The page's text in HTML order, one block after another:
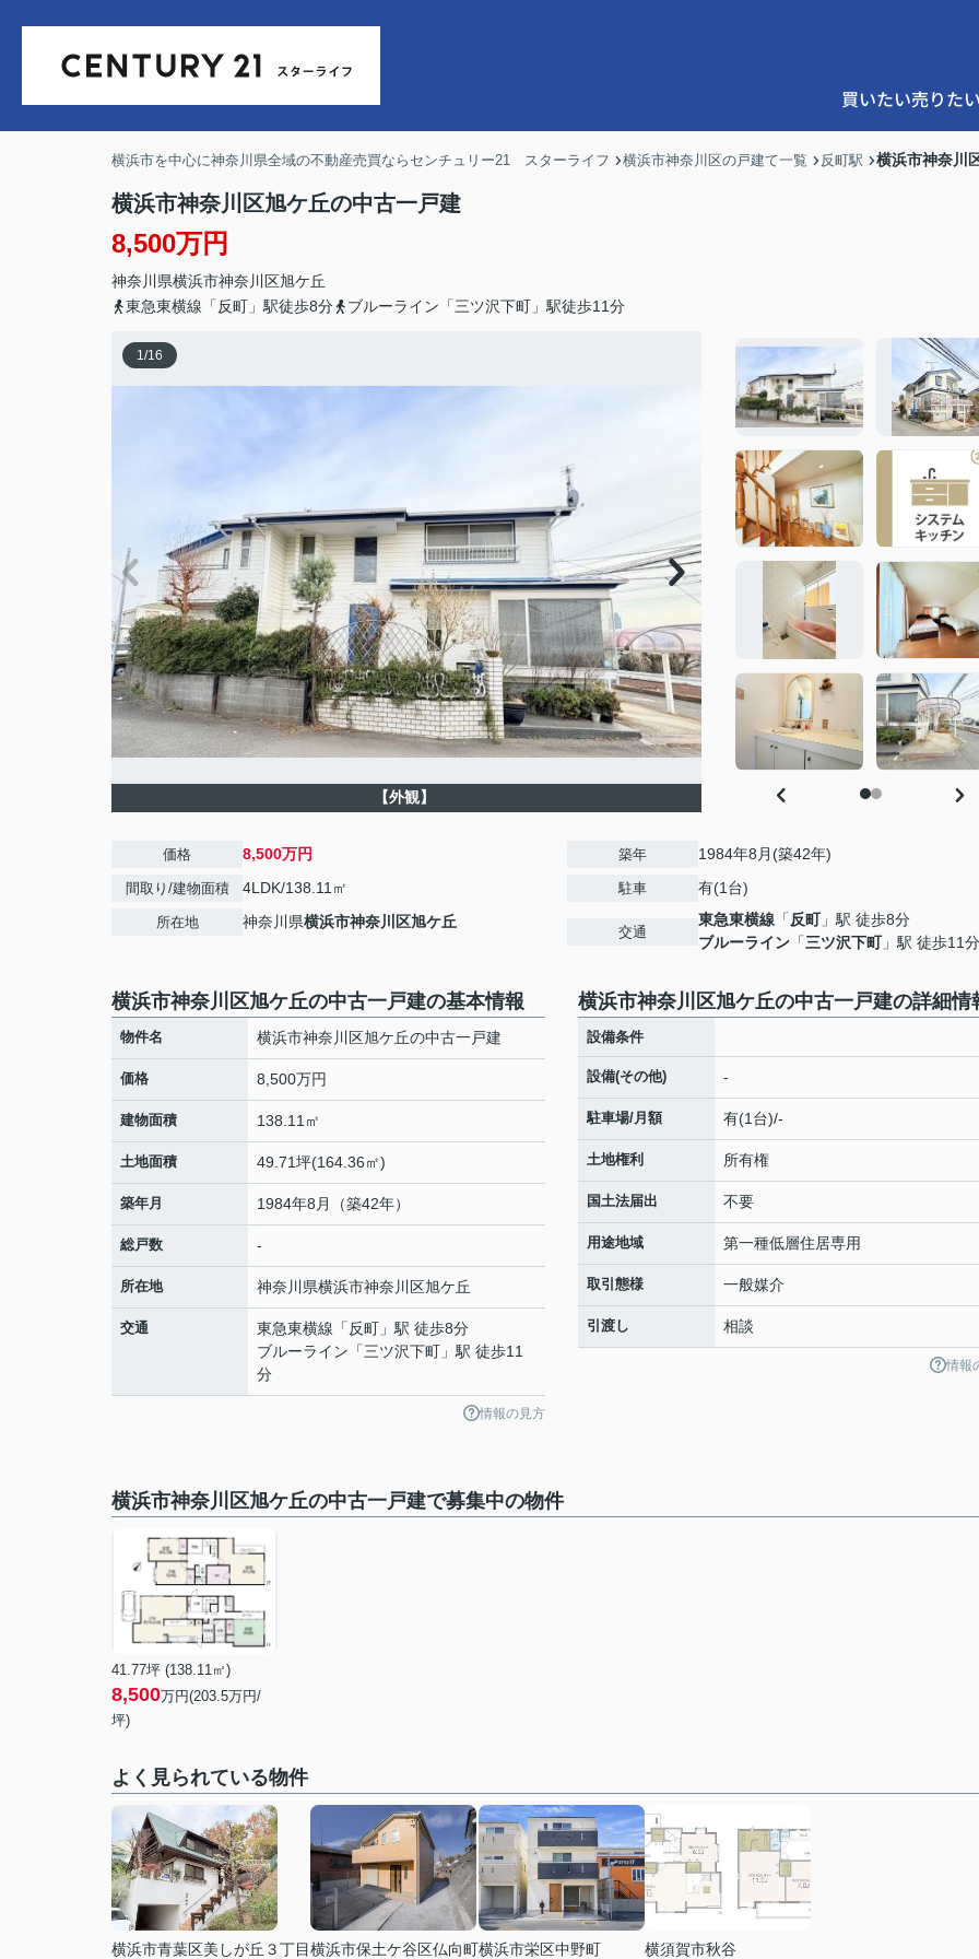
買いたい売りたい
横浜市を中心に神奈川県全域の不動産売買ならセンチュリー21 スターライフ 横浜市神奈川区の戸建て一覧 反町駅 横浜市神奈川
横浜市神奈川区旭ケ丘の中古一戸建
8,500万円
神奈川県横浜市神奈川区旭ケ丘
東急東横線「反町」駅徒歩8分
ブルーライン「三ツ沢下町」駅徒歩11分
1/16
【外観】
価格 8,500万円
間取り/建物面積 4LDK/138.11㎡
所在地 神奈川県横浜市神奈川区旭ケ丘
築年 1984年8月(築42年)
駐車 有(1台)
交通
東急東横線 「 反町」駅 徒歩8分
ブルーライン 「三ツ沢下町」駅 徒歩11分
横浜市神奈川区旭ケ丘の中古一戸建の基本情報
物件名 横浜市神奈川区旭ケ丘の中古一戸建
価格 8,500万円
建物面積 138.11㎡
土地面積 49.71坪(164.36㎡)
築年月 1984年8月（築42年）
総戸数 -
所在地 神奈川県横浜市神奈川区旭ケ丘
交通 東急東横線 「 反町 」駅 徒歩8分
ブルーライン 「三ツ沢下町 」駅 徒歩11
分
情報の見方
横浜市神奈川区旭ケ丘の中古一戸建の詳細情
設備条件
設備(その他) -
駐車場/月額 有(1台)/-
土地権利 所有権
国土法届出 不要
用途地域 第一種低層住居専用
取引態様 一般媒介
引渡し 相談
情報
横浜市神奈川区旭ケ丘の中古一戸建で募集中の物件
41.77坪 (138.11㎡)
8,500万円(203.5万円/
坪)
よく見られている物件
横浜市青葉区美しが丘３丁目横浜市保土ケ谷区仏向町横浜市栄区中野町 横須賀市秋谷